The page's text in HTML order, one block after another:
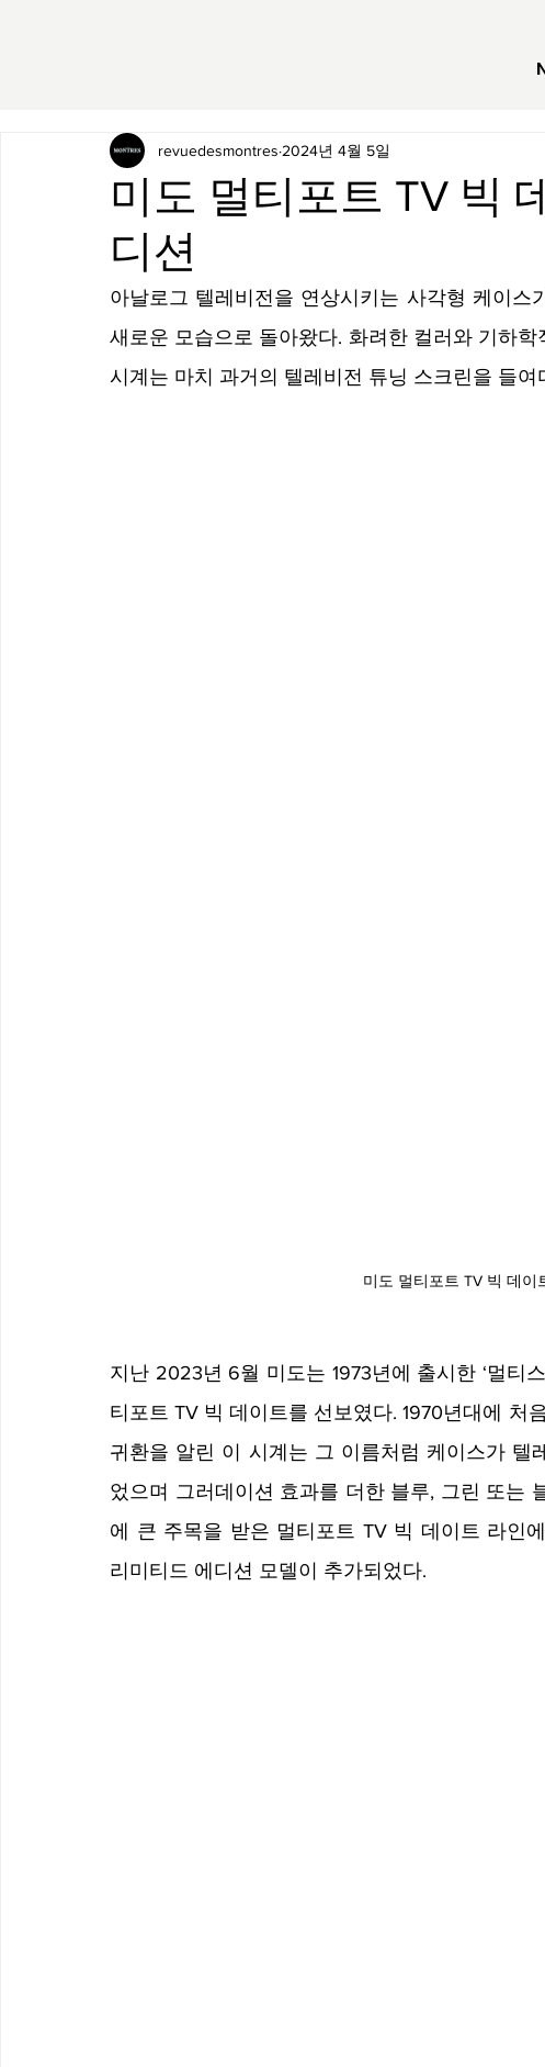
미도 멀티포트 TV 빅
디션
revuedesmontres 2024년 4월 5일
아날로그 텔레비전을 연상시키는 사각형 케이스
새로운 모습으로 돌아왔다. 화려한 컬러와 기하
시계는 마치 과거의 텔레비전 튜닝 스크린을 들
미도 멀티포트 TV 빅 데이
지난 2023년 6월 미도는 1973년에 출시한 ‘멀티
티포트 TV 빅 데이트를 선보였다. 1970년대에 처
귀환을 알린 이 시계는 그 이름처럼 케이스가 텔
었으며 그러데이션 효과를 더한 블루, 그린 또는
에 큰 주목을 받은 멀티포트 TV 빅 데이트 라인
리미티드 에디션 모델이 추가되었다.